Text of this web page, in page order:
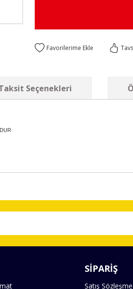
Seçenekleri
SİPARİŞ
Satış